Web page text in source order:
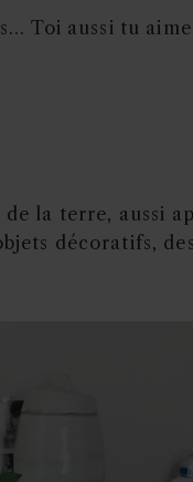
Toi aussi tu
la terre, aussi
décoratifs,